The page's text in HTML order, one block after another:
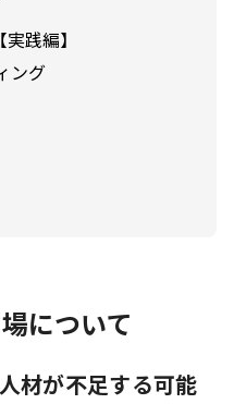
践編】
ング
について
材が不足する可能